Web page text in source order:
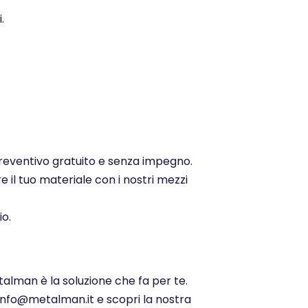
gratuito e senza impegno.
il tuo materiale con i nostri mezzi
è la soluzione che fa per te.
e scopri la nostra